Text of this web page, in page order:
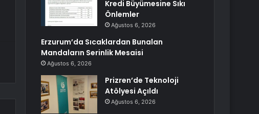
Kredi Büyümesine Sıkı
Önlemler
Ağustos 6, 2026
Erzurum’da Sıcaklardan Bunalan
Mandaların Serinlik Mesaisi
Ağustos 6, 2026
Prizren’de Teknoloji
Atölyesi Açıldı
Ağustos 6, 2026